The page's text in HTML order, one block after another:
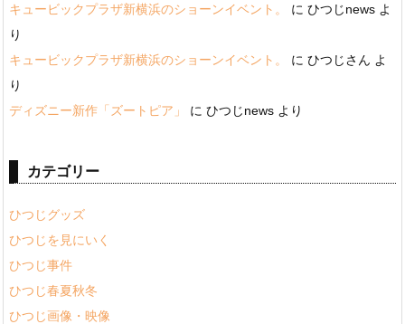
キュービックプラザ新横浜のショーンイベント。
に ひつじnews よ
り
キュービックプラザ新横浜のショーンイベント。
に ひつじさん よ
り
ディズニー新作「ズートピア」
に ひつじnews より
カテゴリー
ひつじグッズ
ひつじを見にいく
ひつじ事件
ひつじ春夏秋冬
ひつじ画像・映像